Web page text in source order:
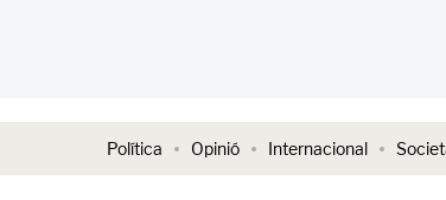
Política Opinió Internacional